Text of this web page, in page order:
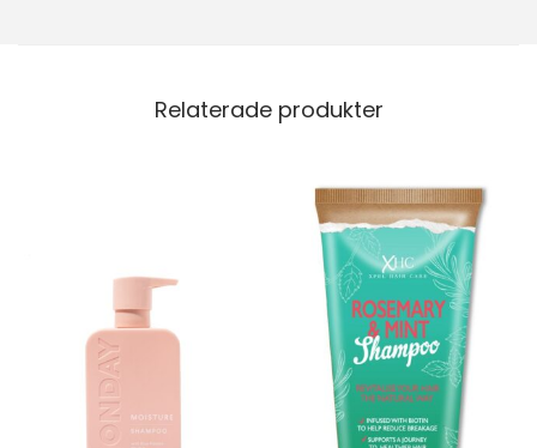
Relaterade produkter